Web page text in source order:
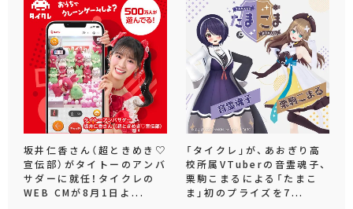
坂井仁香さん（超ときめき♡
宣伝部）がタイトーのアンバ
サダーに就任！タイクレの
WEB CMが8月1日よ...
「タイクレ」が、あおぎり高
校所属VTuberの音霊魂子、
栗駒こまるによる「たまこ
ま」初のプライズを7...